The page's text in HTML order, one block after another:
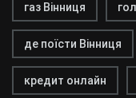
газ Вінниця
де поїсти Вінниця
кредит онлайн